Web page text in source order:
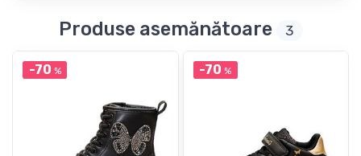
Produse asemănătoare 3
-70 % -70 %